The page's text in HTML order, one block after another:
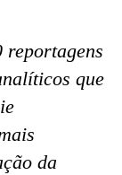
que
da